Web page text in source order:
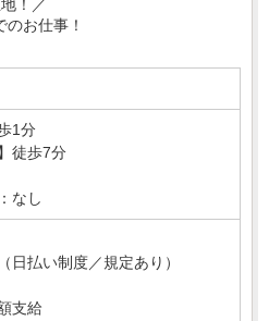
！／
お仕事！
いただきます！
ど♪
んな方へお・・・
1分
徒歩7分
なし
払い制度／規定あり）
支給